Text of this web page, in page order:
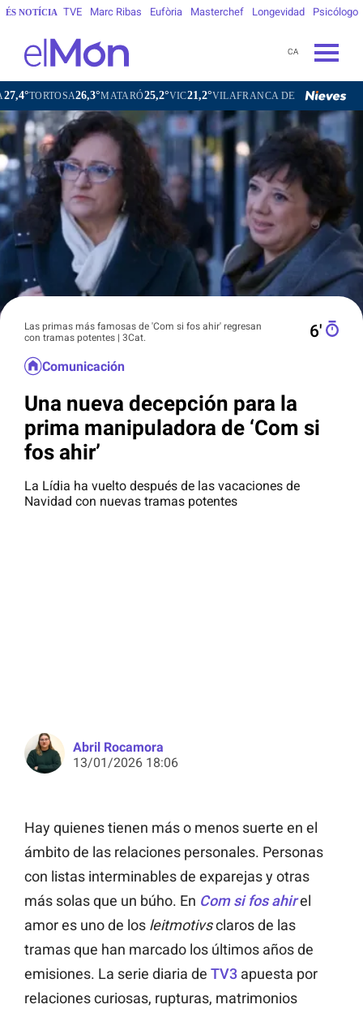
ÉS NOTÍCIA TVE Marc Ribas Eufòria Masterchef Longevidad Psicólogo
CA
26,3°MATARÓ25,2°VIC21,2°VILAFRANCA DEL PENEDÈS23,3°
Las primas más famosas de 'Com si fos ahir' regresan
con tramas potentes | 3Cat.
6′
Comunicación
Una nueva decepción para la
prima manipuladora de ‘Com si
fos ahir’
La Lídia ha vuelto después de las vacaciones de
Navidad con nuevas tramas potentes
Abril Rocamora
13/01/2026 18:06
Hay quienes tienen más o menos suerte en el
ámbito de las relaciones personales. Personas
con listas interminables de exparejas y otras
más solas que un búho. En Com si fos ahirel
amor es uno de los leitmotivsclaros de las
tramas que han marcado los últimos años de
emisiones. La serie diaria de TV3 apuesta por
relaciones curiosas, rupturas, matrimonios